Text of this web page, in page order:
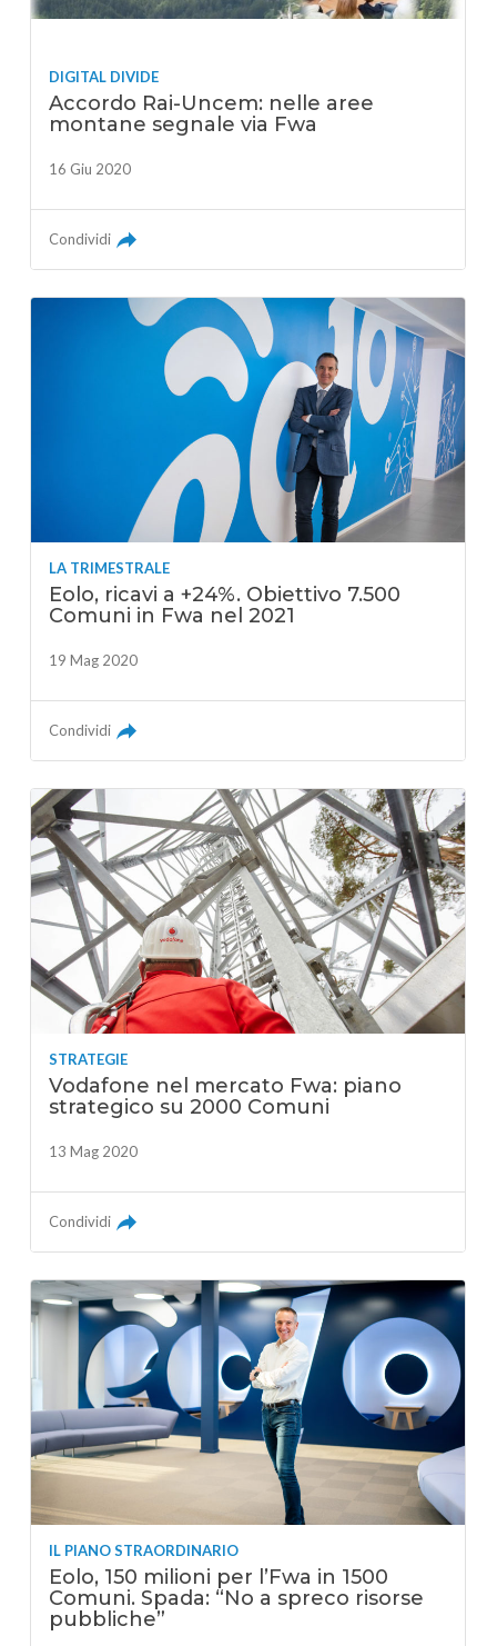
DIGITAL DIVIDE
Accordo Rai-Uncem: nelle aree
montane segnale via Fwa
16 Giu 2020
Condividi
LA TRIMESTRALE
Eolo, ricavi a +24%. Obiettivo 7.500
Comuni in Fwa nel 2021
19 Mag 2020
Condividi
STRATEGIE
Vodafone nel mercato Fwa: piano
strategico su 2000 Comuni
13 Mag 2020
Condividi
IL PIANO STRAORDINARIO
Eolo, 150 milioni per l’Fwa in 1500
Comuni. Spada: “No a spreco risorse
pubbliche”